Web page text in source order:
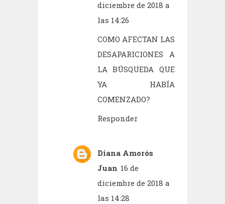
diciembre de 2018 a
las 14:26
COMO AFECTAN LAS
DESAPARICIONES A
LA BÚSQUEDA QUE
YA HABÍA
COMENZADO?
Responder
Diana Amorós
Juan 16 de
diciembre de 2018 a
las 14:28